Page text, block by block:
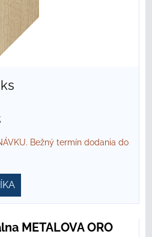
Bežný termín dodania do
METALOVA ORO